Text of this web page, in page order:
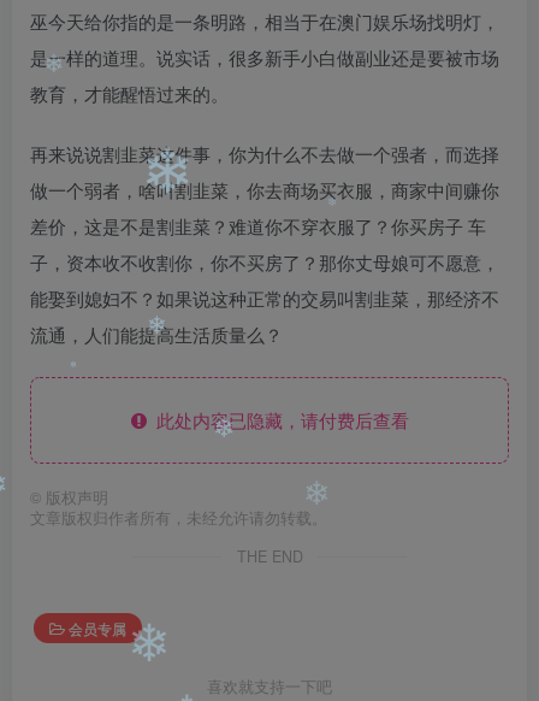
巫今天给你指的是一条明路，相当于在澳门娱乐场找明灯，
是一样的道理。说实话，很多新手小白做副业还是要被市场
教育，才能醒悟过来的。
再来说说割韭菜这件事，你为什么不去做一个强者，而选择
做一个弱者，啥叫割韭菜，你去商场买衣服，商家中间赚你
差价，这是不是割韭菜？难道你不穿衣服了？你买房子 车
子，资本收不收割你，你不买房了？那你丈母娘可不愿意，
能娶到媳妇不？如果说这种正常的交易叫割韭菜，那经济不
流通，人们能提高生活质量么？
此处内容已隐藏，请付费后查看
© 版权声明
文章版权归作者所有，未经允许请勿转载。
THE END
会员专属
喜欢就支持一下吧
❄
❄
❄
❄